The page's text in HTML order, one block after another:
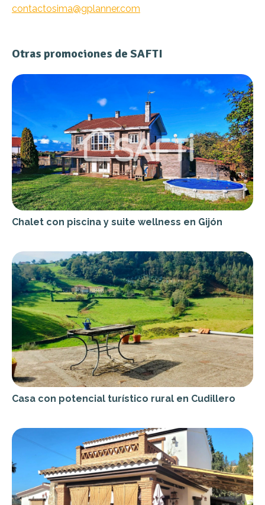
contactosima@gplanner.com
Otras promociones de SAFTI
Chalet con piscina y suite wellness en Gijón
Casa con potencial turístico rural en Cudillero